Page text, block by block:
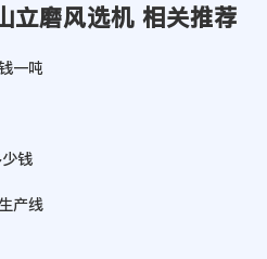
立磨风选机 相关推荐
一吨
钱
产线